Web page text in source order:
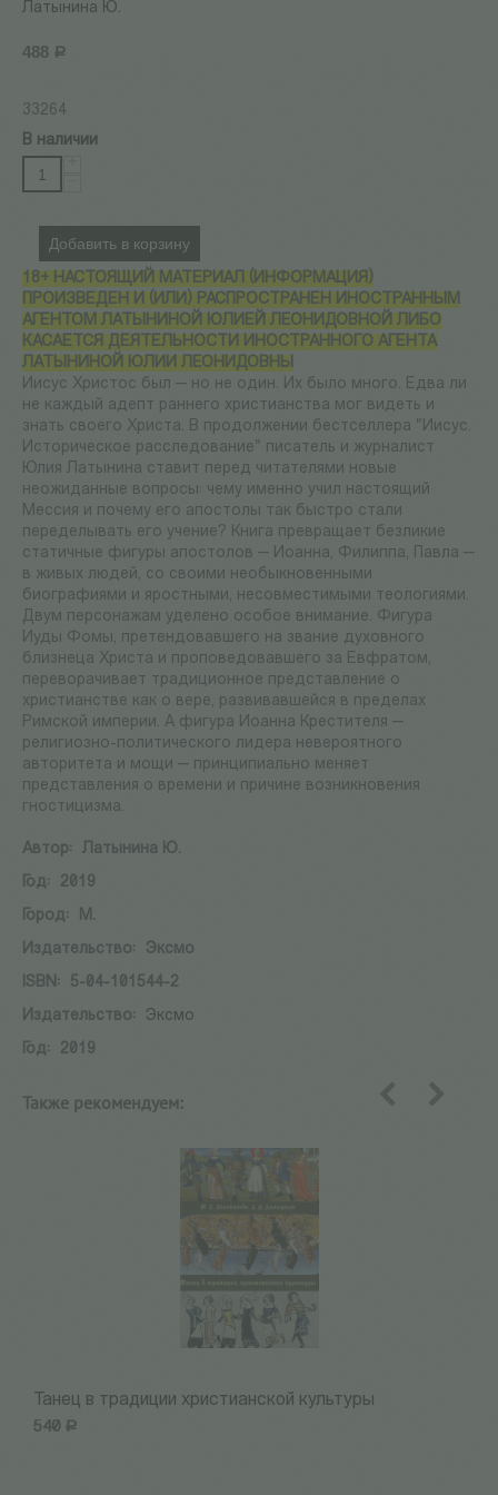
Латынина Ю.
488 Р
33264
В наличии
Добавить в корзину
18+ НАСТОЯЩИЙ МАТЕРИАЛ (ИНФОРМАЦИЯ)
ПРОИЗВЕДЕН И (ИЛИ) РАСПРОСТРАНЕН ИНОСТРАННЫМ
АГЕНТОМ ЛАТЫНИНОЙ ЮЛИЕЙ ЛЕОНИДОВНОЙ ЛИБО
КАСАЕТСЯ ДЕЯТЕЛЬНОСТИ ИНОСТРАННОГО АГЕНТА
ЛАТЫНИНОЙ ЮЛИИ ЛЕОНИДОВНЫ
Иисус Христос был — но не один. Их было много. Едва ли
не каждый адепт раннего христианства мог видеть и
знать своего Христа. В продолжении бестселлера "Иисус.
Историческое расследование" писатель и журналист
Юлия Латынина ставит перед читателями новые
неожиданные вопросы: чему именно учил настоящий
Мессия и почему его апостолы так быстро стали
переделывать его учение? Книга превращает безликие
статичные фигуры апостолов — Иоанна, Филиппа, Павла —
в живых людей, со своими необыкновенными
биографиями и яростными, несовместимыми теологиями.
Двум персонажам уделено особое внимание. Фигура
Иуды Фомы, претендовавшего на звание духовного
близнеца Христа и проповедовавшего за Евфратом,
переворачивает традиционное представление о
христианстве как о вере, развивавшейся в пределах
Римской империи. А фигура Иоанна Крестителя —
религиозно-политического лидера невероятного
авторитета и мощи — принципиально меняет
представления о времени и причине возникновения
гностицизма.
Автор:
Латынина Ю.
Год:
2019
Город:
М.
Издательство:
Эксмо
ISBN:
5-04-101544-2
Издательство:
Эксмо
Год:
2019
Также рекомендуем:
Танец в традиции христианской культуры
540 Р